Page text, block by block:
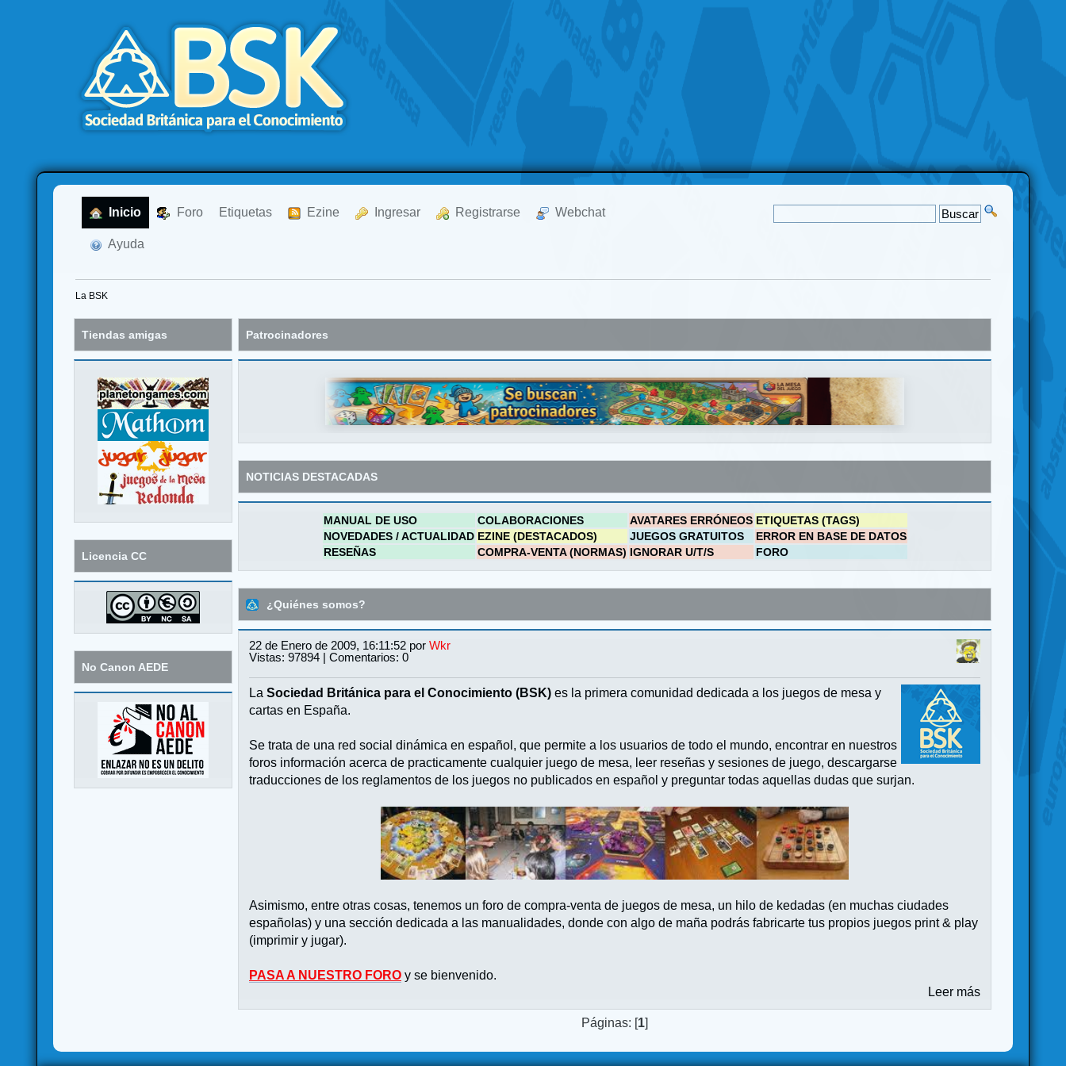
Inicio Foro Etiquetas Ezine Ingresar Registrarse Webchat
Ayuda
La BSK
Tiendas amigas
Licencia CC
No Canon AEDE
Patrocinadores
NOTICIAS DESTACADAS
MANUAL DE USO COLABORACIONES AVATARES ERRÓNEOS ETIQUETAS (TAGS)
NOVEDADES / ACTUALIDAD EZINE (DESTACADOS) JUEGOS GRATUITOS
ERROR EN BASE DE DATOS
RESEÑAS
COMPRA-VENTA (NORMAS) IGNORAR U/T/S FORO
¿Quiénes somos?
22 de Enero de 2009, 16:11:52 por Wkr
Vistas: 97894 | Comentarios: 0
La Sociedad Británica para el Conocimiento (BSK) es la primera comunidad dedicada a los juegos de mesa y
cartas en España.
Se trata de una red social dinámica en español, que permite a los usuarios de todo el mundo, encontrar en nuestros
foros información acerca de practicamente cualquier juego de mesa, leer reseñas y sesiones de juego, descargarse
traducciones de los reglamentos de los juegos no publicados en español y preguntar todas aquellas dudas que surjan.
Asimismo, entre otras cosas, tenemos un foro de compra-venta de juegos de mesa, un hilo de kedadas (en muchas ciudades
españolas) y una sección dedicada a las manualidades, donde con algo de maña podrás fabricarte tus propios juegos print & play
(imprimir y jugar).
PASA A NUESTRO FORO y se bienvenido.
Leer más
Páginas: [1]